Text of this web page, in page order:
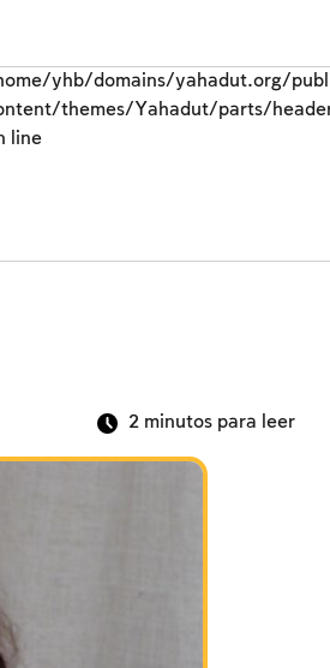
yhb/domains/yahadut.org/
themes/Yahadut/parts/
line
2 minutos para leer